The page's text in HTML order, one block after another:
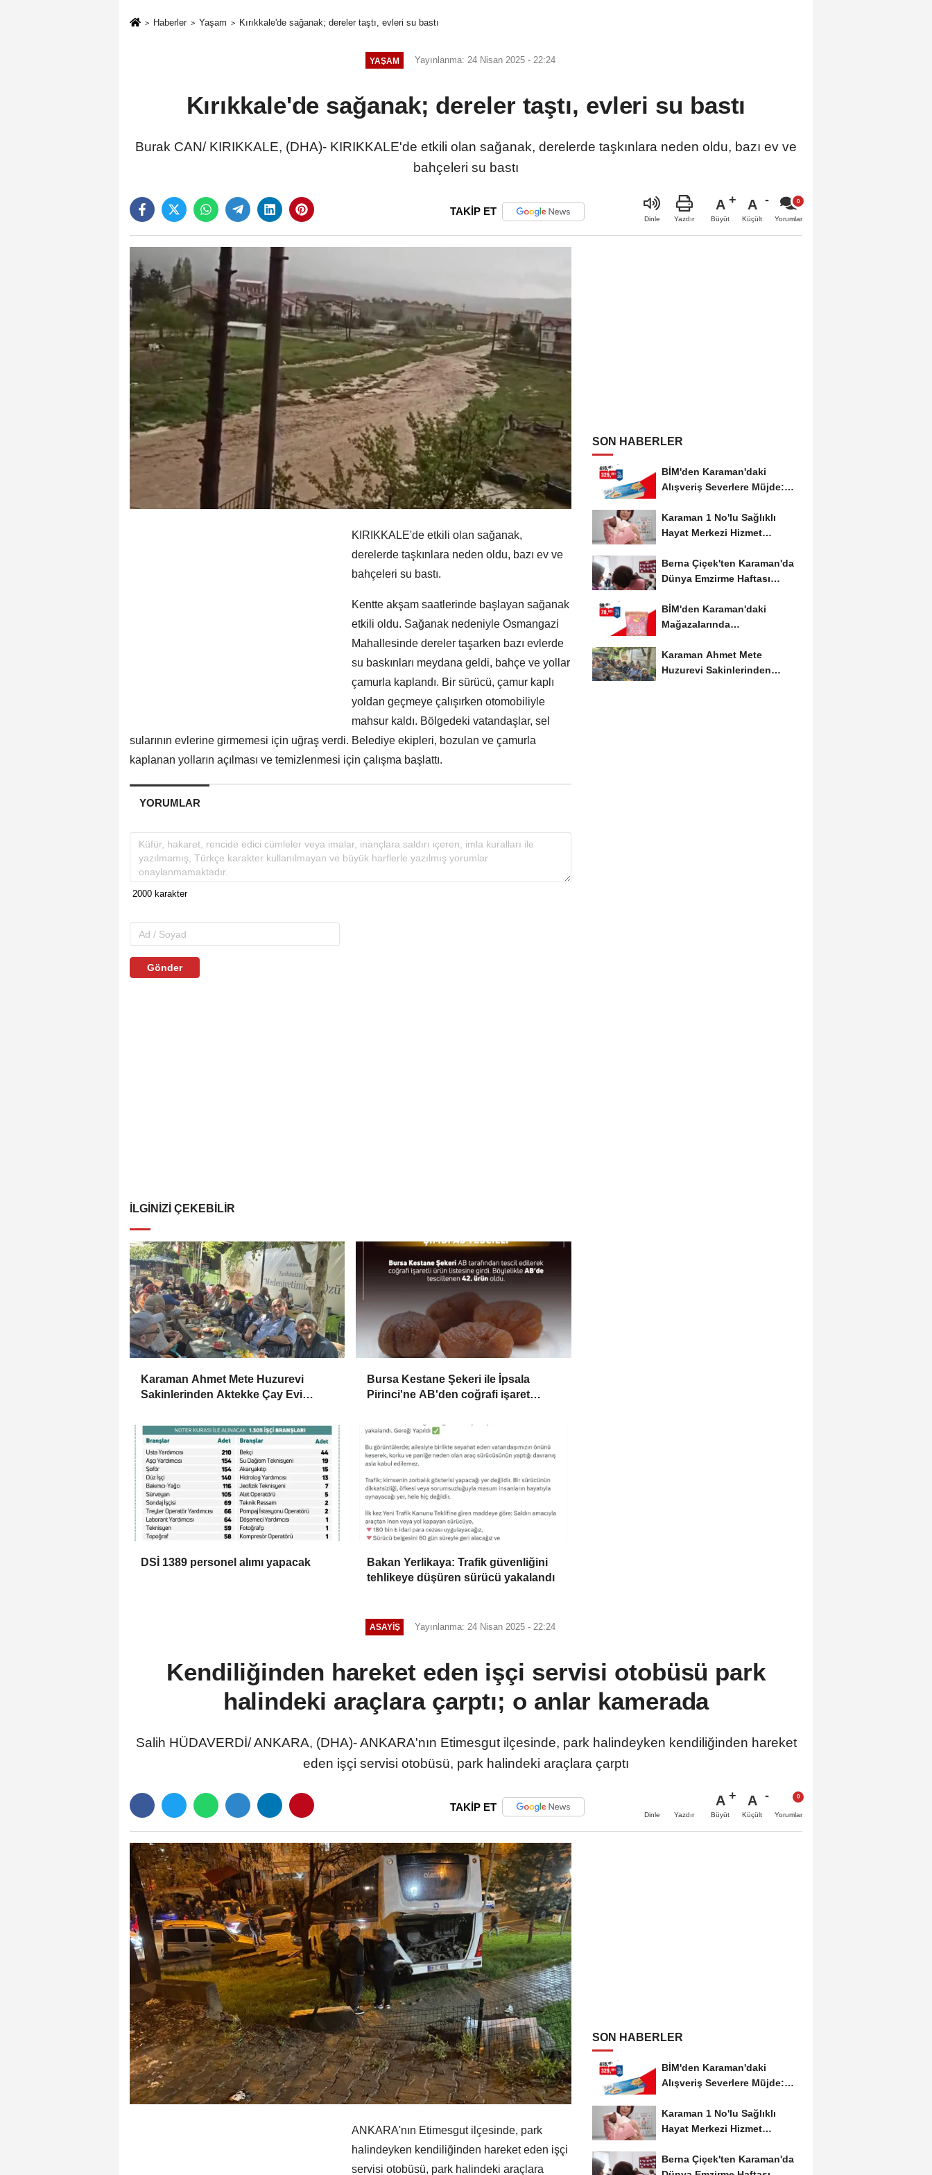
Haberler Yaşam Kırıkkale'de sağanak; dereler taştı, evleri su bastı
YAŞAM Yayınlanma: 24 Nisan 2025 - 22:24
Kırıkkale'de sağanak; dereler taştı, evleri su bastı
Burak CAN/ KIRIKKALE, (DHA)- KIRIKKALE'de etkili olan sağanak, derelerde taşkınlara neden oldu, bazı ev ve
bahçeleri su bastı
TAKİP ET
Dinle Yazdır
A
Büyüt
A
Küçült Yorumlar
KIRIKKALE'de etkili olan sağanak,
derelerde taşkınlara neden oldu, bazı ev ve
bahçeleri su bastı.
Kentte akşam saatlerinde başlayan sağanak
etkili oldu. Sağanak nedeniyle Osmangazi
Mahallesinde dereler taşarken bazı evlerde
su baskınları meydana geldi, bahçe ve yollar
çamurla kaplandı. Bir sürücü, çamur kaplı
yoldan geçmeye çalışırken otomobiliyle
mahsur kaldı. Bölgedeki vatandaşlar, sel
sularının evlerine girmemesi için uğraş verdi. Belediye ekipleri, bozulan ve çamurla
kaplanan yolların açılması ve temizlenmesi için çalışma başlattı.
YORUMLAR
Gönder
İLGINIZI ÇEKEBILIR
Karaman Ahmet Mete Huzurevi
Sakinlerinden Aktekke Çay Evi
Bursa Kestane Şekeri ile İpsala
Pirinci'ne AB'den coğrafi işaret
DSİ 1389 personel alımı yapacak
Bakan Yerlikaya: Trafik güvenliğini
tehlikeye düşüren sürücü yakalandı
SON HABERLER
BİM'den Karaman'daki
Alışveriş Severlere Müjde:
Karaman 1 No'lu Sağlıklı
Hayat Merkezi Hizmet
Berna Çiçek'ten Karaman'da
Dünya Emzirme Haftası
BİM'den Karaman'daki
Mağazalarında
Karaman Ahmet Mete
Huzurevi Sakinlerinden
ASAYIŞ Yayınlanma: 24 Nisan 2025 - 22:24
Kendiliğinden hareket eden işçi servisi otobüsü park
halindeki araçlara çarptı; o anlar kamerada
Salih HÜDAVERDİ/ ANKARA, (DHA)- ANKARA'nın Etimesgut ilçesinde, park halindeyken kendiliğinden hareket
eden işçi servisi otobüsü, park halindeki araçlara çarptı
TAKİP ET
Dinle Yazdır
A
Büyüt
A
Küçült Yorumlar
ANKARA'nın Etimesgut ilçesinde, park
halindeyken kendiliğinden hareket eden işçi
servisi otobüsü, park halindeki araçlara
SON HABERLER
BİM'den Karaman'daki
Alışveriş Severlere Müjde:
Karaman 1 No'lu Sağlıklı
Hayat Merkezi Hizmet
Berna Çiçek'ten Karaman'da